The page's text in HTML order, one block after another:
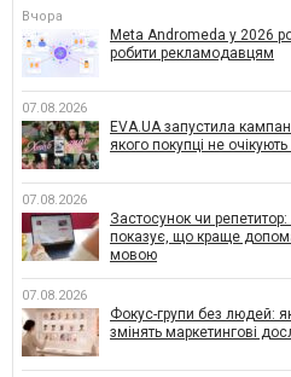
Вчора
Meta Andromeda у 2026
робити рекламодавцям
07.08.2026
EVA.UA запустила
якого покупці не
07.08.2026
Застосунок чи
показує, що краще
мовою
07.08.2026
Фокус-групи без людей:
змінять маркетингові